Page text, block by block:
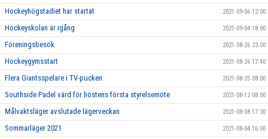
Hockeyhögstadiet har startat 2021-09-06 12:00
Hockeyskolan är igång 2021-09-04 18:00
Föreningsbesök 2021-08-26 23:00
Hockeygymsstart 2021-08-26 17:40
Flera Giantsspelare i TV-pucken 2021-08-25 08:00
Southside Padel värd för höstens första styrelsemöte 2021-08-12 08:00
Målvaktsläger avslutade lägerveckan 2021-08-08 17:30
Sommarläger 2021 2021-08-04 16:00